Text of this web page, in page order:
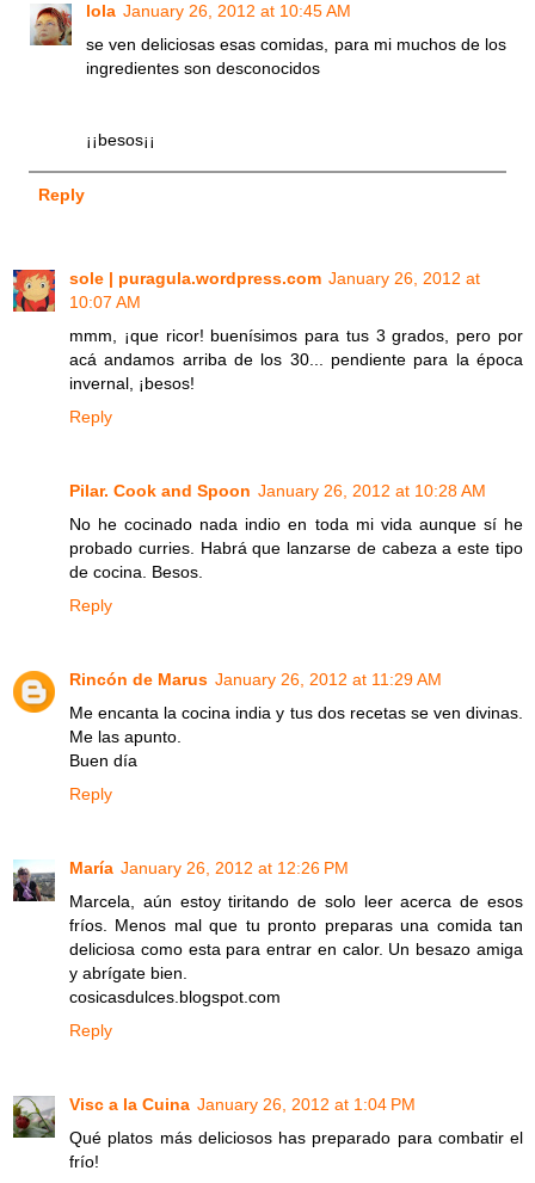
lola January 26, 2012 at 10:45 AM
se ven deliciosas esas comidas, para mi muchos de los
ingredientes son desconocidos
¡¡besos¡¡
Reply
sole | puragula.wordpress.com January 26, 2012 at
10:07 AM
mmm, ¡que ricor! buenísimos para tus 3 grados, pero por
acá andamos arriba de los 30... pendiente para la época
invernal, ¡besos!
Reply
Pilar. Cook and Spoon January 26, 2012 at 10:28 AM
No he cocinado nada indio en toda mi vida aunque sí he
probado curries. Habrá que lanzarse de cabeza a este tipo
de cocina. Besos.
Reply
Rincón de Marus January 26, 2012 at 11:29 AM
Me encanta la cocina india y tus dos recetas se ven divinas.
Me las apunto.
Buen día
Reply
María January 26, 2012 at 12:26 PM
Marcela, aún estoy tiritando de solo leer acerca de esos
fríos. Menos mal que tu pronto preparas una comida tan
deliciosa como esta para entrar en calor. Un besazo amiga
y abrígate bien.
cosicasdulces.blogspot.com
Reply
Visc a la Cuina January 26, 2012 at 1:04 PM
Qué platos más deliciosos has preparado para combatir el
frío!